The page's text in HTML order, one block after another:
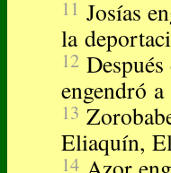
11 Josías
la
12
engendró
13
Eliaquín,
14